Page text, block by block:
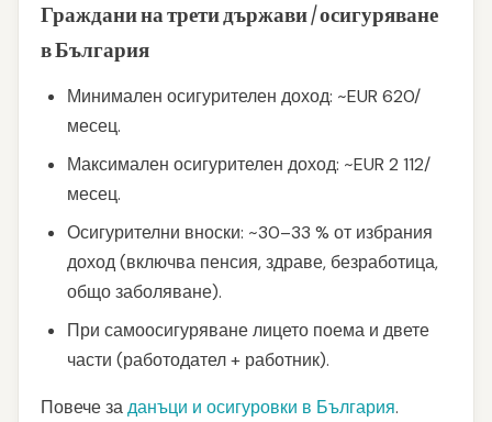
Граждани на трети държави / осигуряване
в България
Минимален осигурителен доход: ~EUR 620/
месец.
Максимален осигурителен доход: ~EUR 2 112/
месец.
Осигурителни вноски: ~30–33 % от избрания
доход (включва пенсия, здраве, безработица,
общо заболяване).
При самоосигуряване лицето поема и двете
части (работодател + работник).
Повече заданъци и осигуровки в България.